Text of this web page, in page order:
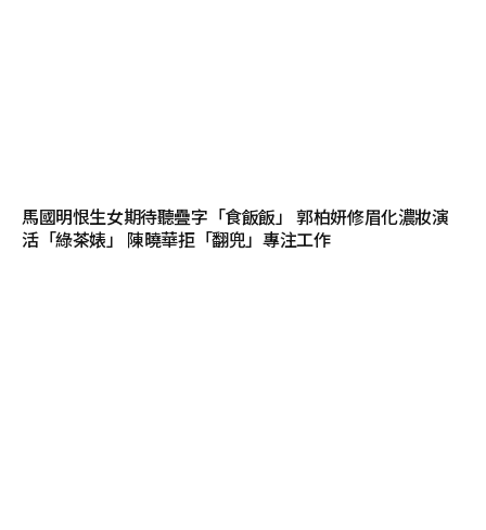
馬國明恨生女期待聽疊字「食飯飯」 郭柏妍修眉化濃妝演
活「綠茶婊」 陳曉華拒「翻兜」專注工作